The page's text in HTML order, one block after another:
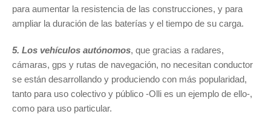
para aumentar la resistencia de las construcciones, y para
ampliar la duración de las baterías y el tiempo de su carga.
5. Los vehículos autónomos, que gracias a radares,
cámaras, gps y rutas de navegación, no necesitan conductor
se están desarrollando y produciendo con más popularidad,
tanto para uso colectivo y público -Olli es un ejemplo de ello-,
como para uso particular.